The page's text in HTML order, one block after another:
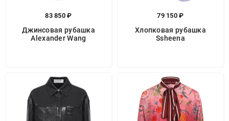
83 850 ₽
Джинсовая рубашка
Alexander Wang
79 150 ₽
Хлопковая рубашка
Ssheena